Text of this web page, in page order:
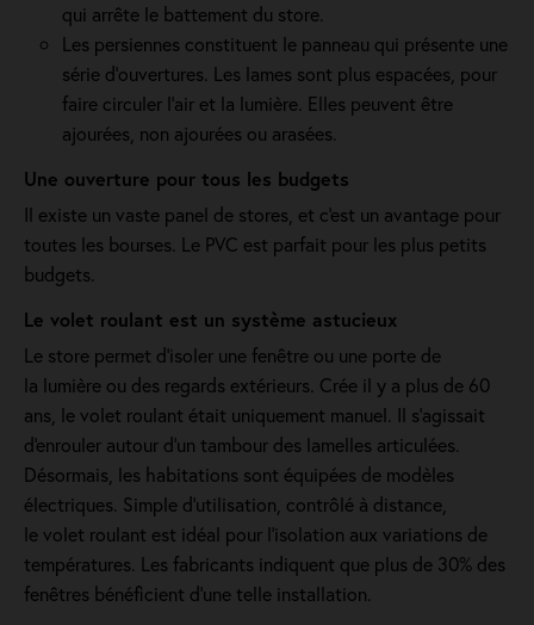
qui arrête le battement du store.
Les persiennes constituent le panneau qui présente une
série d’ouvertures. Les lames sont plus espacées, pour
faire circuler l’air et la lumière. Elles peuvent être
ajourées, non ajourées ou arasées.
Une ouverture pour tous les budgets
Il existe un vaste panel de stores, et c'est un avantage pour
toutes les bourses. Le PVC est parfait pour les plus petits
budgets.
Le volet roulant est un système astucieux
Le store permet d'isoler une fenêtre ou une porte de
la lumière ou des regards extérieurs. Crée il y a plus de 60
ans, le volet roulant était uniquement manuel. Il s'agissait
d'enrouler autour d'un tambour des lamelles articulées.
Désormais, les habitations sont équipées de modèles
électriques. Simple d'utilisation, contrôlé à distance,
le volet roulant est idéal pour l'isolation aux variations de
températures. Les fabricants indiquent que plus de 30% des
fenêtres bénéficient d'une telle installation.